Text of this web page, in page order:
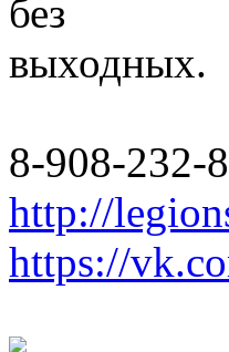
без
выходных.
8-908-232-
http://
https://